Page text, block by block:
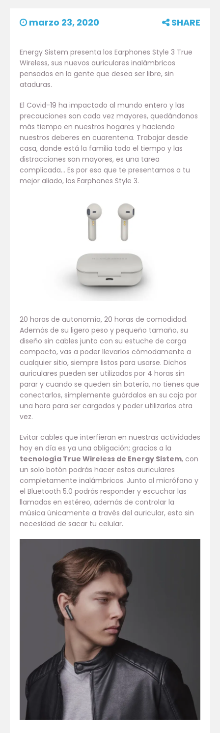
marzo 23, 2020 SHARE
Energy Sistem presenta los Earphones Style 3 True
Wireless, sus nuevos auriculares inalámbricos
pensados en la gente que desea ser libre, sin
ataduras.
El Covid-19 ha impactado al mundo entero y las
precauciones son cada vez mayores, quedándonos
más tiempo en nuestros hogares y haciendo
nuestros deberes en cuarentena. Trabajar desde
casa, donde está la familia todo el tiempo y las
distracciones son mayores, es una tarea
complicada… Es por eso que te presentamos a tu
mejor aliado, los Earphones Style 3.
20 horas de autonomía, 20 horas de comodidad.
Además de su ligero peso y pequeño tamaño, su
diseño sin cables junto con su estuche de carga
compacto, vas a poder llevarlos cómodamente a
cualquier sitio, siempre listos para usarse. Dichos
auriculares pueden ser utilizados por 4 horas sin
parar y cuando se queden sin batería, no tienes que
conectarlos, simplemente guárdalos en su caja por
una hora para ser cargados y poder utilizarlos otra
vez.
Evitar cables que interfieran en nuestras actividades
hoy en día es ya una obligación; gracias a la
tecnología True Wireless de Energy Sistem, con
un solo botón podrás hacer estos auriculares
completamente inalámbricos. Junto al micrófono y
el Bluetooth 5.0 podrás responder y escuchar las
llamadas en estéreo, además de controlar la
música únicamente a través del auricular, esto sin
necesidad de sacar tu celular.